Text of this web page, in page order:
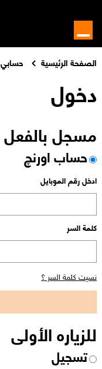
الصفحة الرئيسية حسابي
دخول
مسجل بالفعل
حساب اورنچ
ادخل رقم الموبايل
كلمة السر
نسيت كلمة السر ؟
للزياره الأولى
تسجيل